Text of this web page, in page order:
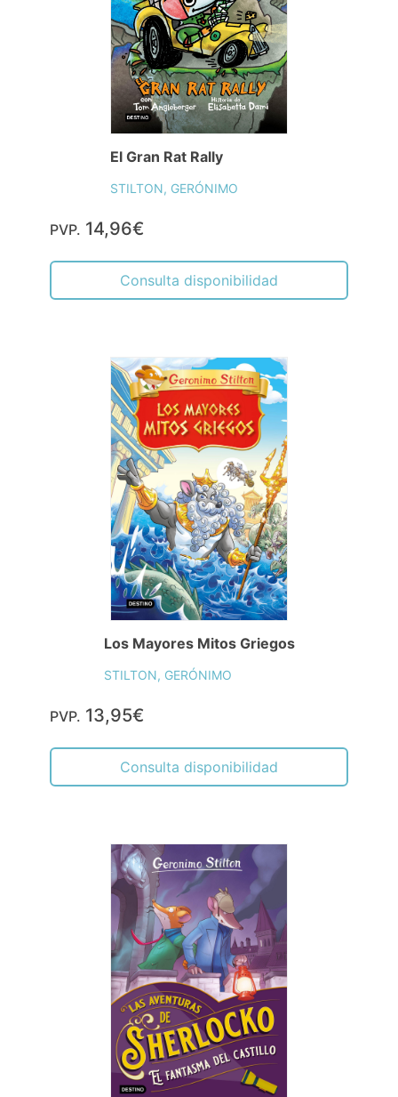
El Gran Rat Rally
STILTON, GERÓNIMO
PVP. 14,96€
Consulta disponibilidad
Los Mayores Mitos Griegos
STILTON, GERÓNIMO
PVP. 13,95€
Consulta disponibilidad